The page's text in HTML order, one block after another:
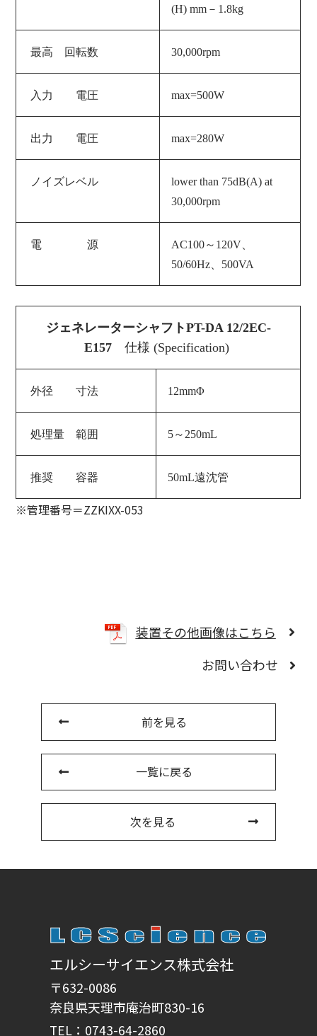
(H) mm－1.8kg
最高 回転数 30,000rpm
入力 電圧 max=500W
出力 電圧 max=280W
ノイズレベル
lower than 75dB(A) at
30,000rpm
電 源
AC100～120V、
50/60Hz、500VA
ジェネレーターシャフトPT-DA 12/2EC-
E157 仕様 (Specification)
外径 寸法 12mmΦ
処理量 範囲 5～250mL
推奨 容器 50mL遠沈管
※管理番号＝ZZKIXX-053
装置その他画像はこちら
お問い合わせ
前を見る
一覧に戻る
次を見る
エルシーサイエンス株式会社
〒632-0086
奈良県天理市庵治町830-16
TEL：0743-64-2860